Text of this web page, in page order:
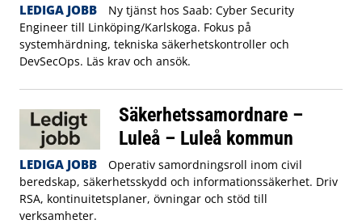
LEDIGA JOBB
Ny tjänst hos Saab: Cyber Security
Engineer till Linköping/Karlskoga. Fokus på
systemhärdning, tekniska säkerhetskontroller och
DevSecOps. Läs krav och ansök.
Säkerhetssamordnare –
Luleå – Luleå kommun
LEDIGA JOBB
Operativ samordningsroll inom civil
beredskap, säkerhetsskydd och informationssäkerhet. Driv
RSA, kontinuitetsplaner, övningar och stöd till
verksamheter.